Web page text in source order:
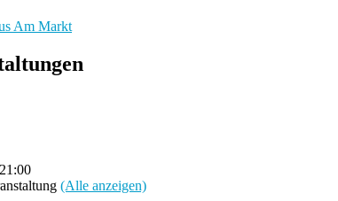
Am Markt
21:00
(Alle anzeigen)